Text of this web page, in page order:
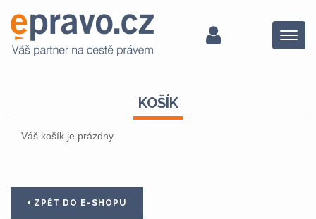
Menu
KOŠÍK
Váš košík je prázdny
ZPĚT DO E-SHOPU